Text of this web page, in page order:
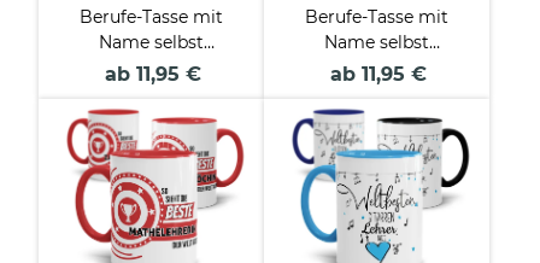
Berufe-Tasse mit
Name selbst
gestalten - Männlich
ab 11,95 €
Berufe-Tasse mit
Name selbst
gestalten - Weiblich
ab 11,95 €